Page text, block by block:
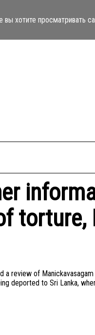
вы хотите просматривать
torture,
a review of
deported to Sri Lanka,